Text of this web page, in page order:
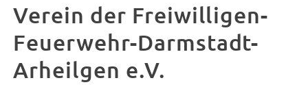
Verein der Freiwilligen-
Feuerwehr-Darmstadt-
Arheilgen e.V.